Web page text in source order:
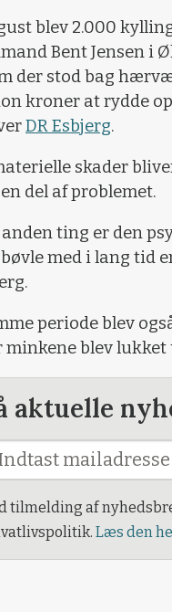
blev 2.000
Bent Jensen i
der stod bag
kroner at rydde
DR Esbjerg.
skader
del af problemet.
anden ting er den
med i lang tid
periode blev
minkene blev lukket
aktuelle
tilmelding af
Læs den